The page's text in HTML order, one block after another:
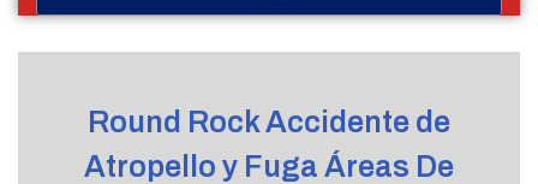
Round Rock Accidente de
Atropello y Fuga Áreas De